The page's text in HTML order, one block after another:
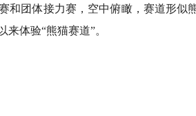
和团体接力赛，空中俯瞰，赛道形似
来体验“熊猫赛道”。